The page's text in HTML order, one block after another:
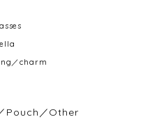
／charm
Pouch／Other